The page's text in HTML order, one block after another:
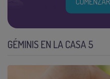
GÉMINIS EN LA CASA 5